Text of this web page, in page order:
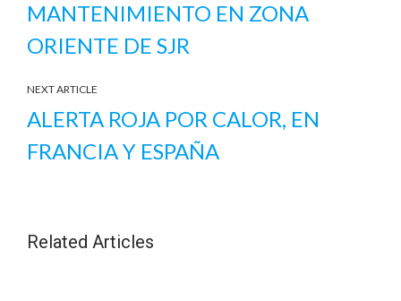
MANTENIMIENTO EN ZONA
ORIENTE DE SJR
NEXT ARTICLE
ALERTA ROJA POR CALOR, EN
FRANCIA Y ESPAÑA
Related Articles